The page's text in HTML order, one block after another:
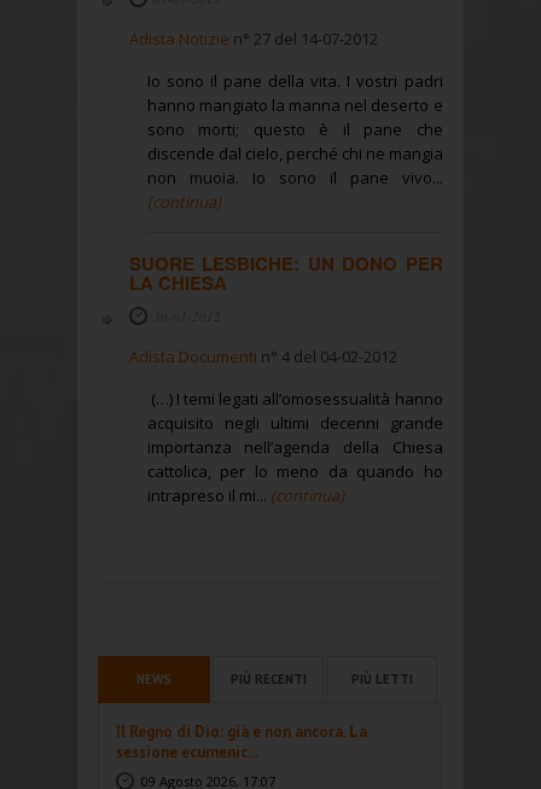
Adista Notizie n° 27 del 14-07-2012
Io sono il pane della vita. I vostri padri
hanno mangiato la manna nel deserto e
sono morti; questo è il pane che
discende dal cielo, perché chi ne mangia
non muoia. Io sono il pane vivo...
(continua)
SUORE LESBICHE: UN DONO PER
LA CHIESA
Adista Documenti n° 4 del 04-02-2012
(…) I temi legati all’omosessualità hanno
acquisito negli ultimi decenni grande
importanza nell’agenda della Chiesa
cattolica, per lo meno da quando ho
intrapreso il mi... (continua)
NEWS PIÙ RECENTI PIÙ LETTI
Il Regno di Dio: già e non ancora. La
sessione ecumenic...
09 Agosto 2026, 17:07